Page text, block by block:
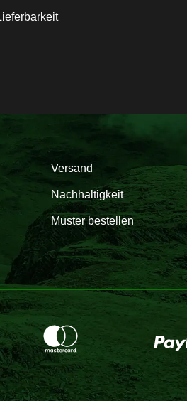
Versand
Nachhaltigkeit
Muster bestellen